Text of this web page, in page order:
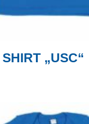
„USC“